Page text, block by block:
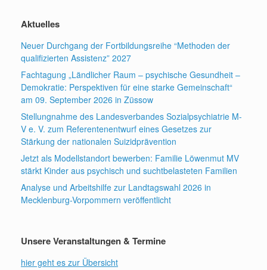
Aktuelles
Neuer Durchgang der Fortbildungsreihe “Methoden der
qualifizierten Assistenz” 2027
Fachtagung „Ländlicher Raum – psychische Gesundheit –
Demokratie: Perspektiven für eine starke Gemeinschaft“
am 09. September 2026 in Züssow
Stellungnahme des Landesverbandes Sozialpsychiatrie M-
V e. V. zum Referentenentwurf eines Gesetzes zur
Stärkung der nationalen Suizidprävention
Jetzt als Modellstandort bewerben: Familie Löwenmut MV
stärkt Kinder aus psychisch und suchtbelasteten Familien
Analyse und Arbeitshilfe zur Landtagswahl 2026 in
Mecklenburg-Vorpommern veröffentlicht
Unsere Veranstaltungen & Termine
hier geht es zur Übersicht